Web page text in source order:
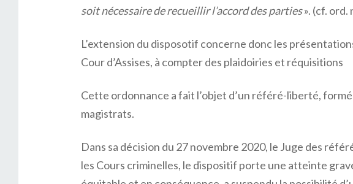
soit nécessaire de recueillir l’accord des parties». (cf. ord.
L’extension du disposotif concerne donc les
Cour d’Assises, à compter des plaidoiries et réquisitions
Cette ordonnance a fait l’objet d’un référé-liberté,
magistrats.
Dans sa décision du 27 novembre 2020, le Juge des
les Cours criminelles, le dispositif porte une atteinte